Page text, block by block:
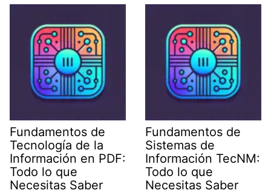
Fundamentos de
Tecnología de la
Información en PDF:
Todo lo que
Necesitas Saber
Fundamentos de
Sistemas de
Información TecNM:
Todo lo que
Necesitas Saber